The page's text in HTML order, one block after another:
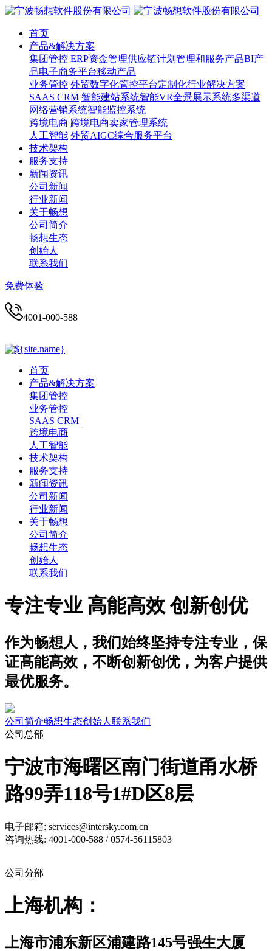
首页
产品&解决方案
集团管控 ERP资金管理供应链计划管理和服务产品BI产
品电子商务平台移动产品
业务管控 外贸数字化管控平台定制化行业解决方案
SAAS CRM 智能建站系统智能VR全景展示系统多渠道
网络营销系统智能监控系统
跨境电商 跨境电商卖家管理系统
人工智能 外贸AIGC综合服务平台
技术架构
服务支持
新闻资讯
公司新闻
行业新闻
关于畅想
公司简介
畅想生态
创始人
联系我们
免费体验
4001-000-588
首页
产品&解决方案
集团管控
业务管控
SAAS CRM
跨境电商
人工智能
技术架构
服务支持
新闻资讯
公司新闻
行业新闻
关于畅想
公司简介
畅想生态
创始人
联系我们
专注专业 高能高效 创新创优
作为畅想人，我们始终坚持专注专业，保
证高能高效，不断创新创优，为客户提供
最优服务。
公司简介畅想生态创始人 联系我们
公司总部
宁波市海曙区南门街道甬水桥
路99弄118号1#D区8层
电子邮箱: services@intersky.com.cn
咨询热线: 4001-000-588 / 0574-56115803
公司分部
上海机构：
上海市浦东新区浦建路145号强生大厦